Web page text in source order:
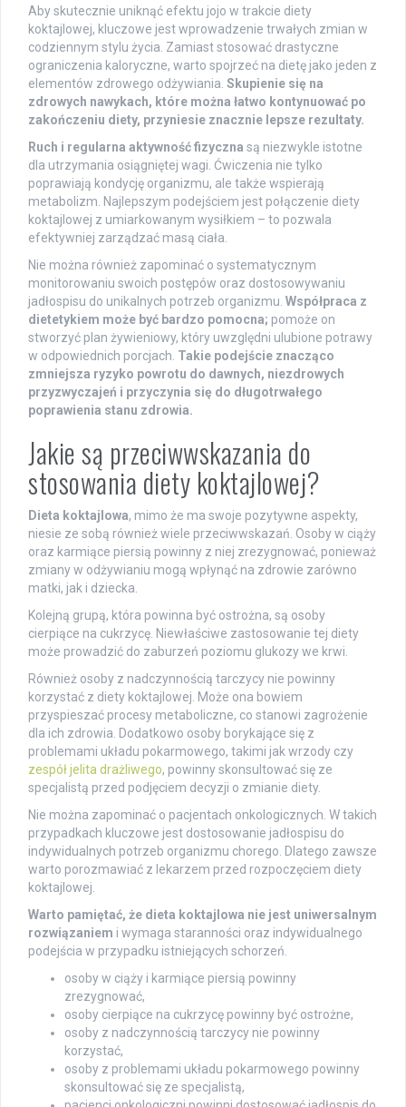
Aby skutecznie uniknąć efektu jojo w trakcie diety
koktajlowej, kluczowe jest wprowadzenie trwałych zmian w
codziennym stylu życia. Zamiast stosować drastyczne
ograniczenia kaloryczne, warto spojrzeć na dietę jako jeden z
elementów zdrowego odżywiania. Skupienie się na
zdrowych nawykach, które można łatwo kontynuować po
zakończeniu diety, przyniesie znacznie lepsze rezultaty.
Ruch i regularna aktywność fizyczna są niezwykle istotne
dla utrzymania osiągniętej wagi. Ćwiczenia nie tylko
poprawiają kondycję organizmu, ale także wspierają
metabolizm. Najlepszym podejściem jest połączenie diety
koktajlowej z umiarkowanym wysiłkiem – to pozwala
efektywniej zarządzać masą ciała.
Nie można również zapominać o systematycznym
monitorowaniu swoich postępów oraz dostosowywaniu
jadłospisu do unikalnych potrzeb organizmu. Współpraca z
dietetykiem może być bardzo pomocna; pomoże on
stworzyć plan żywieniowy, który uwzględni ulubione potrawy
w odpowiednich porcjach. Takie podejście znacząco
zmniejsza ryzyko powrotu do dawnych, niezdrowych
przyzwyczajeń i przyczynia się do długotrwałego
poprawienia stanu zdrowia.
Jakie są przeciwwskazania do
stosowania diety koktajlowej?
Dieta koktajlowa, mimo że ma swoje pozytywne aspekty,
niesie ze sobą również wiele przeciwwskazań. Osoby w ciąży
oraz karmiące piersią powinny z niej zrezygnować, ponieważ
zmiany w odżywianiu mogą wpłynąć na zdrowie zarówno
matki, jak i dziecka.
Kolejną grupą, która powinna być ostrożna, są osoby
cierpiące na cukrzycę. Niewłaściwe zastosowanie tej diety
może prowadzić do zaburzeń poziomu glukozy we krwi.
Również osoby z nadczynnością tarczycy nie powinny
korzystać z diety koktajlowej. Może ona bowiem
przyspieszać procesy metaboliczne, co stanowi zagrożenie
dla ich zdrowia. Dodatkowo osoby borykające się z
problemami układu pokarmowego, takimi jak wrzody czy
zespół jelita drażliwego, powinny skonsultować się ze
specjalistą przed podjęciem decyzji o zmianie diety.
Nie można zapominać o pacjentach onkologicznych. W takich
przypadkach kluczowe jest dostosowanie jadłospisu do
indywidualnych potrzeb organizmu chorego. Dlatego zawsze
warto porozmawiać z lekarzem przed rozpoczęciem diety
koktajlowej.
Warto pamiętać, że dieta koktajlowa nie jest uniwersalnym
rozwiązaniem i wymaga staranności oraz indywidualnego
podejścia w przypadku istniejących schorzeń.
osoby w ciąży i karmiące piersią powinny
zrezygnować,
osoby cierpiące na cukrzycę powinny być ostrożne,
osoby z nadczynnością tarczycy nie powinny
korzystać,
osoby z problemami układu pokarmowego powinny
skonsultować się ze specjalistą,